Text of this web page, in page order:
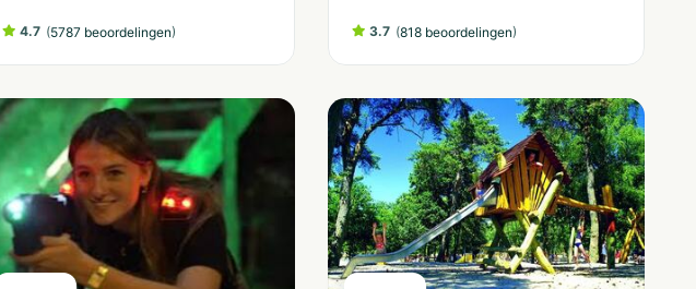
4.7 (5787 beoordelingen) 3.7 (818 beoordelingen)